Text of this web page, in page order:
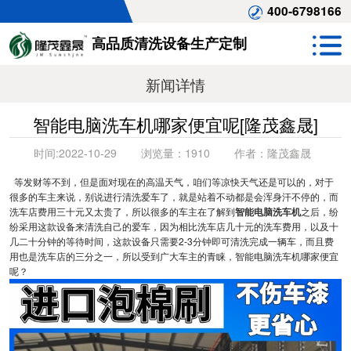
400-6798166
高品质清洗设备生产定制
新闻详情
智能电脑洗车机哪家便宜呢[隆茂鑫晟]
时间:2022-10-29 浏览量： 1910 作者： 隆茂鑫晟
等发财等不到，但是面对现在的高温天气，咱们等凉快天气还是可以的，对于
很多的车主来说，别说进行清洗爱车了，就是站着不动都是会浑身汗不停的，而
洗车店费用三十元又太贵了，所以很多的车主在了解到智能电脑洗车机之后，纷
纷采用这款设备来清洗自己的爱车，因为相比洗车店几十元的洗车费用，以及十
几二十分钟的等待时间，这款设备只需要2-3分钟即可清洗完成一辆车，而且费
用也是洗车店的三分之一，所以受到广大车主的青睐，智能电脑洗车机哪家便宜
呢？